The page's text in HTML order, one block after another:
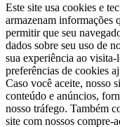
Este site usa cookies e
armazenam informações
permitir que seu
dados sobre seu uso de
sua experiência ao
preferências de cookies
Caso você aceite, nosso
conteúdo e anúncios,
nosso tráfego. Também
site com nossos compre-